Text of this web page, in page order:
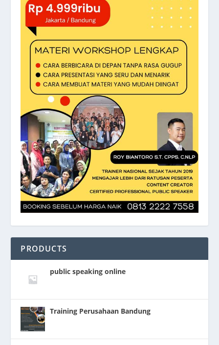
PRODUCTS
public speaking online
Training Perusahaan Bandung